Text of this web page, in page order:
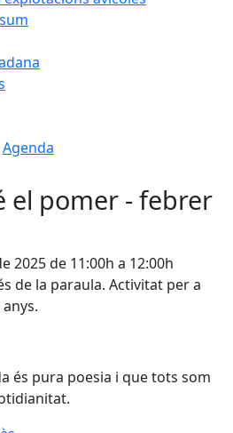
Agenda
el pomer - febrer
2025 de 11:00h a 12:00h
de la paraula. Activitat per a
és pura poesia i que tots som